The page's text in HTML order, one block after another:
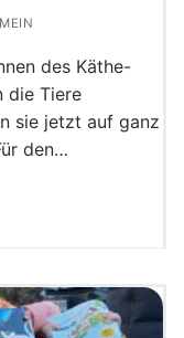
des Käthe-
die Tiere
sie jetzt auf ganz
den…